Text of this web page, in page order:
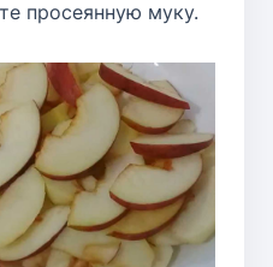
просеянную муку.